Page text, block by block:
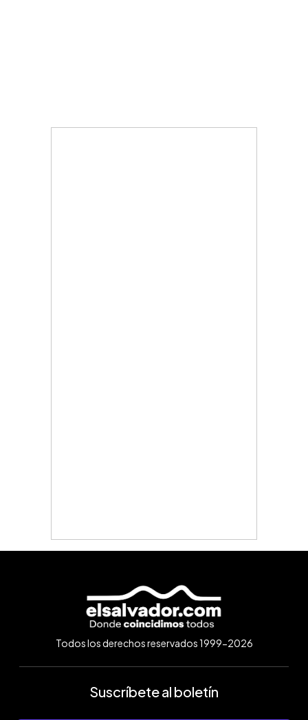
Todos los derechos reservados 1999-2026
Suscríbete al boletín